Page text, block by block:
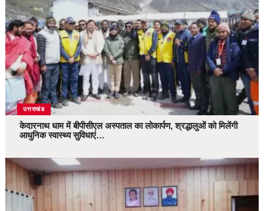
उत्तराखंड
केदारनाथ धाम में बीपीसीएल अस्पताल का लोकार्पण, श्रद्धालुओं को मिलेंगी
आधुनिक स्वास्थ्य सुविधाएं…